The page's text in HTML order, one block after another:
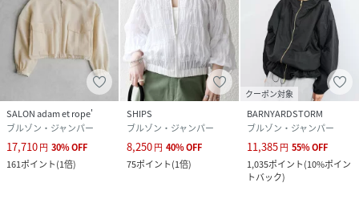
-----------------------------
裏地：なし
光沢感：ややあり
透け感：ややあり
生地の厚さ：ふつう
-----------------------------
SALON adam et rope'
ブルゾン・ジャンパー
17,710円 30%OFF
161ポイント(1倍)
SHIPS
ブルゾン・ジャンパー
8,250円 40%OFF
75ポイント(1倍)
クーポン対象
BARNYARDSTORM
ブルゾン・ジャンパー
11,385円 55%OFF
1,035ポイント(10%ポイン
トバック)